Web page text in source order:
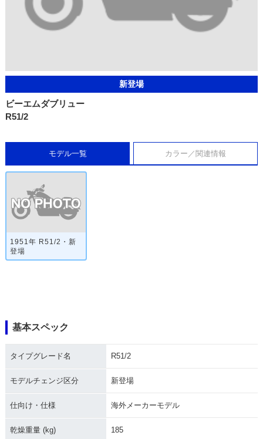
新登場
ビーエムダブリュー
R51/2
モデル一覧 カラー／関連情報
1951年 R51/2・新
登場
基本スペック
タイプグレード名 R51/2
モデルチェンジ区分 新登場
仕向け・仕様 海外メーカーモデル
乾燥重量 (kg) 185